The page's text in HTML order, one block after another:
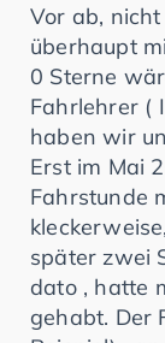
Vor ab,
überhaupt
0 Sterne
Fahrlehrer (
haben wir
Erst im Mai
Fahrstunde
später zwei
dato , hatte
gehabt. Der